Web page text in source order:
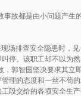
故都是由小问题产生
排查安全隐患时，见
停。该职工却不以为
，郭智国坚决要求其立
理的态度和一丝不苟
段交给的各项安全生